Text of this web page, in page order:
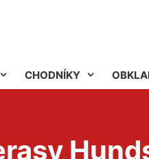
CHODNÍKY